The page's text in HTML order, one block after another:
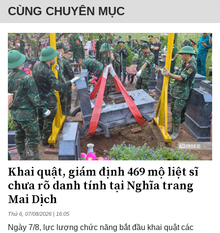
CÙNG CHUYÊN MỤC
Khai quật, giám định 469 mộ liệt sĩ
chưa rõ danh tính tại Nghĩa trang
Mai Dịch
Thứ 6, 07/08/2026 | 16:05
Ngày 7/8, lực lượng chức năng bắt đầu khai quật các